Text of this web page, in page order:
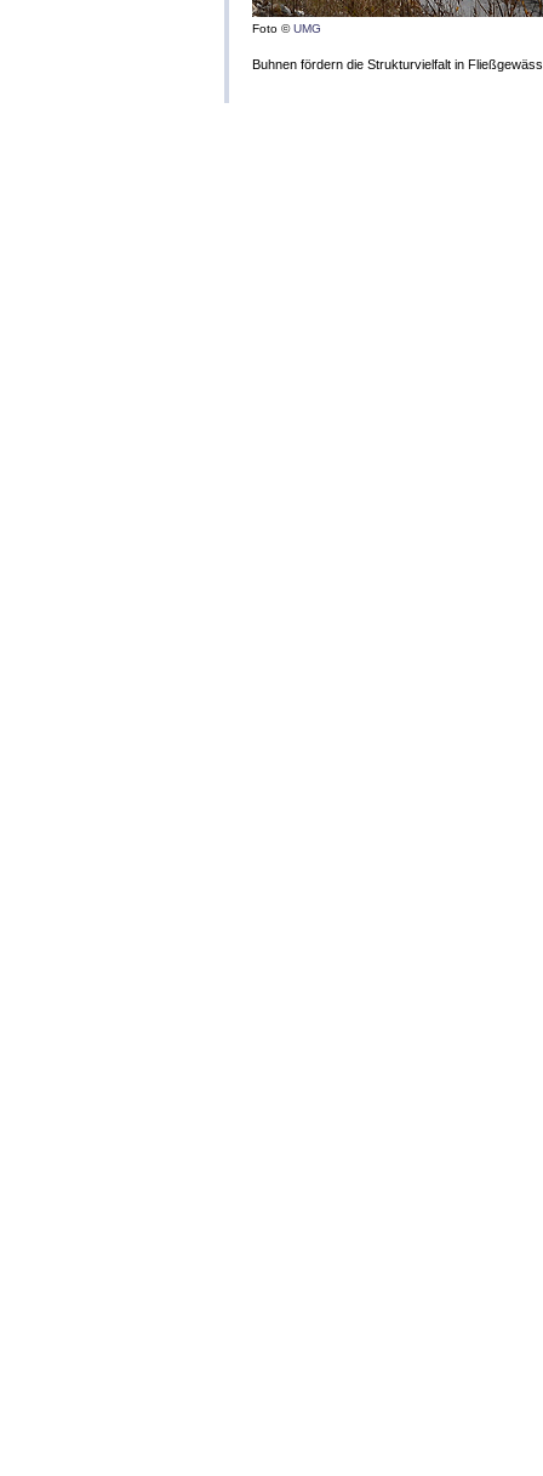
Foto ©UMG
Buhnen fördern die Strukturvielfalt in